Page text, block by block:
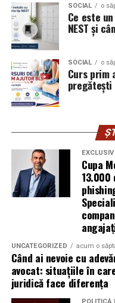
Oana Teslarueste
investiții imobiliare. A
într-un domeniu în
greu și se pierde repede.
Mirela Iacobvinde
femei care vor produse
ei e real.
Ștefania Filip
este
antreprenori care vor
ei cu adevărat. Alege
câștigă credibilitate
Mihaela Antoche
Crede că informația
doar atunci când vine
De ce
SOCIAL o
Ce este
NEST și
SOCIAL o
Curs
EXCLUSIV
Cupa
13.000
UNCATEGORIZED acum o
Când ai nevoie cu
avocat: situațiile în
juridică face diferența
POLITICĂ